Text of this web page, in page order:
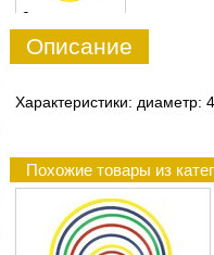
0
Описание
Характеристики: диаметр:
Похожие товары из